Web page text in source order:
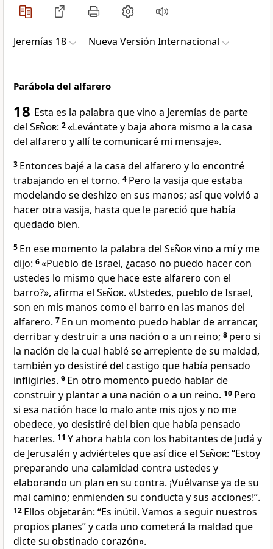
Jeremías 18 Nueva Versión Internacional
Parábola del alfarero
18 Esta es la palabra que vino a Jeremías de parte
del Señor: 2«Levántate y baja ahora mismo a la casa
del alfarero y allí te comunicaré mi mensaje».
3 Entonces bajé a la casa del alfarero y lo encontré
trabajando en el torno. 4 Pero la vasija que estaba
modelando se deshizo en sus manos; así que volvió a
hacer otra vasija, hasta que le pareció que había
quedado bien.
5 En ese momento la palabra del Señorvino a mí y me
dijo: 6«Pueblo de Israel, ¿acaso no puedo hacer con
ustedes lo mismo que hace este alfarero con el
barro?», afirma el Señor. «Ustedes, pueblo de Israel,
son en mis manos como el barro en las manos del
alfarero. 7 En un momento puedo hablar de arrancar,
derribar y destruir a una nación o a un reino; 8 pero si
la nación de la cual hablé se arrepiente de su maldad,
también yo desistiré del castigo que había pensado
infligirles. 9 En otro momento puedo hablar de
construir y plantar a una nación o a un reino. 10 Pero
si esa nación hace lo malo ante mis ojos y no me
obedece, yo desistiré del bien que había pensado
hacerles. 11 Y ahora habla con los habitantes de Judá y
de Jerusalén y adviérteles que así dice el Señor: “Estoy
preparando una calamidad contra ustedes y
elaborando un plan en su contra. ¡Vuélvanse ya de su
mal camino; enmienden su conducta y sus acciones!”.
12 Ellos objetarán: “Es inútil. Vamos a seguir nuestros
propios planes” y cada uno cometerá la maldad que
dicte su obstinado corazón».